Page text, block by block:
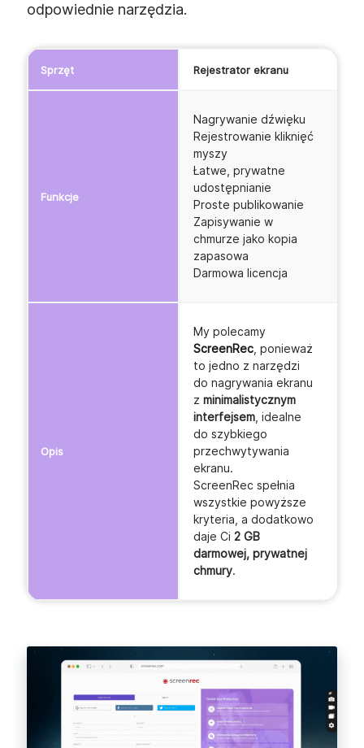
odpowiednie narzędzia.
Sprzęt Rejestrator ekranu
Funkcje
Nagrywanie dźwięku
Rejestrowanie kliknięć
myszy
Łatwe, prywatne
udostępnianie
Proste publikowanie
Zapisywanie w
chmurze jako kopia
zapasowa
Darmowa licencja
Opis
My polecamy
ScreenRec, ponieważ
to jedno z narzędzi
do nagrywania ekranu
z minimalistycznym
interfejsem, idealne
do szybkiego
przechwytywania
ekranu.
ScreenRec spełnia
wszystkie powyższe
kryteria, a dodatkowo
daje Ci 2 GB
darmowej, prywatnej
chmury.